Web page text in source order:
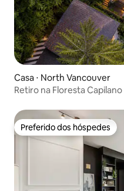
Casa ⋅ North Vancouver
Retiro na Floresta
Preferido dos hóspedes
Preferido dos hóspedes